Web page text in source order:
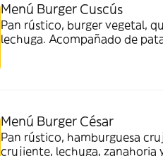
Menú Burger Cuscús
Pan rústico, burger vegetal,
lechuga. Acompañado de
Menú Burger César
Pan rústico, hamburguesa
crujiente, lechuga, zanahoria